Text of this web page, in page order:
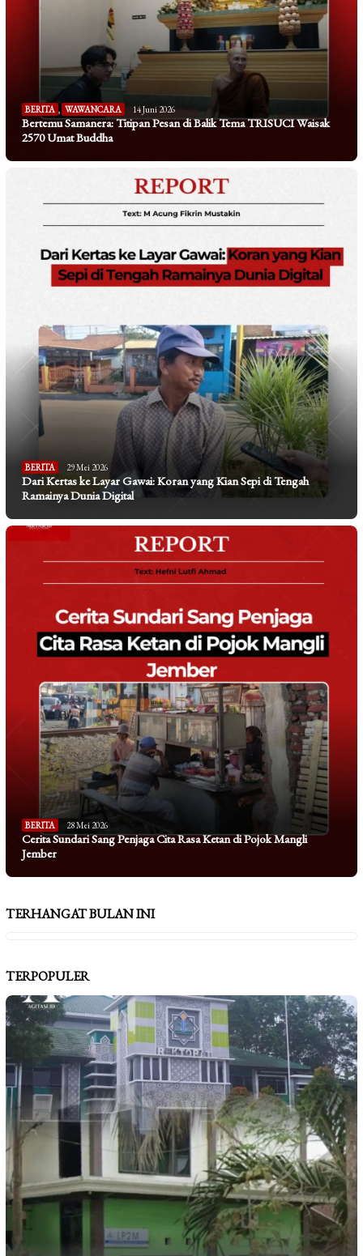
BERITA , WAWANCARA 14 Juni 2026
Bertemu Samanera: Titipan Pesan di Balik Tema TRISUCI Waisak
2570 Umat Buddha
BERITA 29 Mei 2026
Dari Kertas ke Layar Gawai: Koran yang Kian Sepi di Tengah
Ramainya Dunia Digital
BERITA 28 Mei 2026
Cerita Sundari Sang Penjaga Cita Rasa Ketan di Pojok Mangli
Jember
TERHANGAT BULAN INI
TERPOPULER